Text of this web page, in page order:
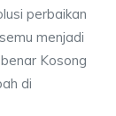
perbaikan
menjadi
Kosong
di